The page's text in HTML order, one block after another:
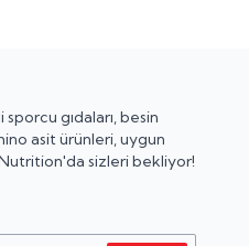
gıdaları, besin
asit ürünleri, uygun
sizleri bekliyor!